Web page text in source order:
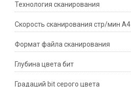
Технология сканирования
Скорость сканирования стр/мин A4
Формат файла сканирования
Глубина цвета бит
Градаций bit серого цвета